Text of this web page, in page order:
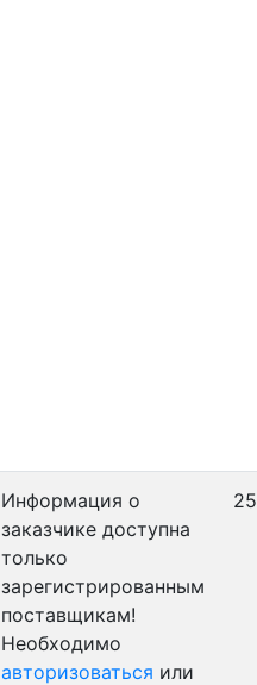
Информация о
заказчике доступна
только
зарегистрированным
поставщикам!
Необходимо
авторизоваться или